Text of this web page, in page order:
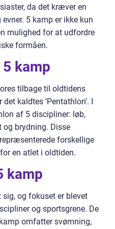
da det kræver en
5 kamp er ikke kun
mulighed for at udfordre
formåen.
kamp
tilbage til oldtidens
kaldtes ‘Pentathlon’. I
af 5 discipliner: løb,
og brydning. Disse
forskellige
en atlet i oldtiden.
kamp
og fokuset er blevet
og sportsgrene. De
omfatter svømning,